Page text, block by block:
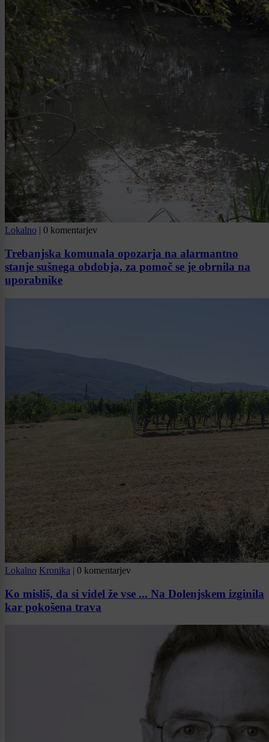
Lokalno | 0 komentarjev
Trebanjska komunala opozarja na alarmantno
stanje sušnega obdobja, za pomoč se je obrnila na
uporabnike
Lokalno Kronika | 0 komentarjev
Ko misliš, da si videl že vse ... Na Dolenjskem izginila
kar pokošena trava